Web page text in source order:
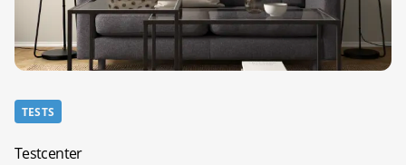
TESTS
Testcenter